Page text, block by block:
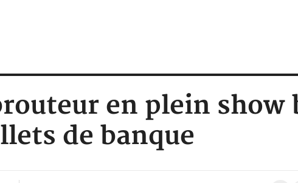
en plein show
de banque